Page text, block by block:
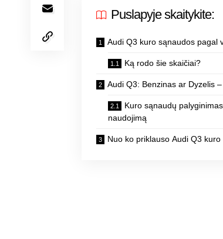
Puslapyje skaitykite:
Audi Q3 kuro sąnaudos pagal
Ką rodo šie skaičiai?
Audi Q3: Benzinas ar Dyzelis
Kuro sąnaudų
naudojimą
Nuo ko priklauso Audi Q3